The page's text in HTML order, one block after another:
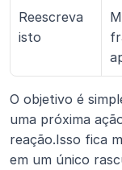
Reescreva
isto
O objetivo é
uma próxima
reação.Isso fica
em um único